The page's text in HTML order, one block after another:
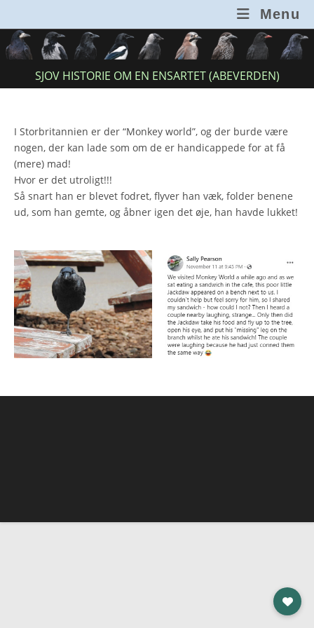
content
Menu
SJOV HISTORIE OM EN ENSARTET (ABEVERDEN)
I Storbritannien er der “Monkey world”, og der burde være
nogen, der kan lade som om de er handicappede for at få
(mere) mad!
Hvor er det utroligt!!!
Så snart han er blevet fodret, flyver han væk, folder benene
ud, som han gemte, og åbner igen det øje, han havde lukket!